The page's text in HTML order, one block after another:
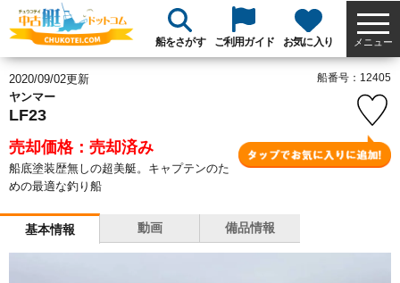
船をさがす ご利用ガイド お気に入り メニュー
2020/09/02更新
ヤンマー
LF23
売却価格：売却済み
船底塗装歴無しの超美艇。キャプテンのた
めの最適な釣り船
船番号：12405
基本情報 動画 備品情報